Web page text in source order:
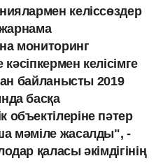
келіссөздер
жарнама
мониторинг
келісімге
байланысты 2019
басқа
пәтер
мәміле жасалды", -
қаласы әкімдігінің